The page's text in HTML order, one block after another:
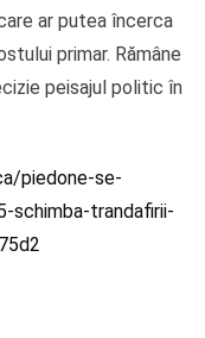
ar putea încerca
primar. Rămâne
peisajul politic în
piedone-se-
schimba-trandafirii-